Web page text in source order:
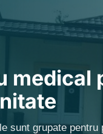
medical
sunt grupate